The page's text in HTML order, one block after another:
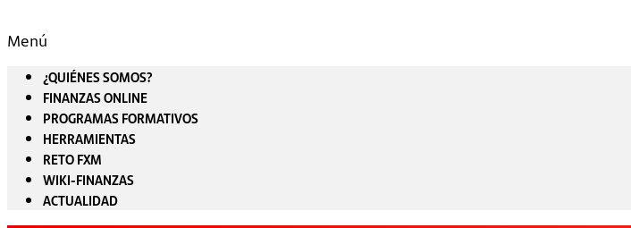
Menú
¿QUIÉNES SOMOS?
FINANZAS ONLINE
PROGRAMAS FORMATIVOS
HERRAMIENTAS
RETO FXM
WIKI-FINANZAS
ACTUALIDAD